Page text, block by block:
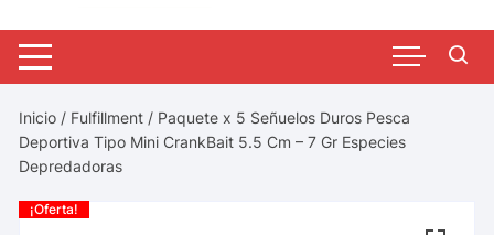
Inicio / Fulfillment / Paquete x 5 Señuelos Duros Pesca
Deportiva Tipo Mini CrankBait 5.5 Cm – 7 Gr Especies
Depredadoras
¡Oferta!